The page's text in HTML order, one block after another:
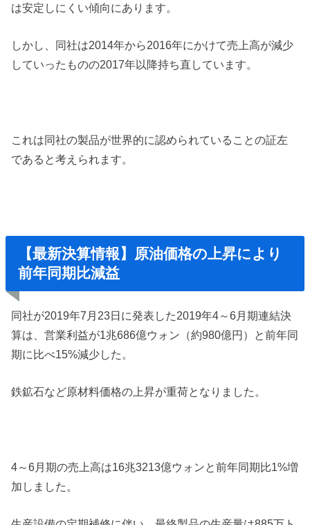
は安定しにくい傾向にあります。
しかし、同社は2014年から2016年にかけて売上高が減少
していったものの2017年以降持ち直しています。
これは同社の製品が世界的に認められていることの証左
であると考えられます。
【最新決算情報】原油価格の上昇により
前年同期比減益
同社が2019年7月23日に発表した2019年4～6月期連結決
算は、営業利益が1兆686億ウォン（約980億円）と前年同
期に比べ15%減少した。
鉄鉱石など原材料価格の上昇が重荷となりました。
4～6月期の売上高は16兆3213億ウォンと前年同期比1%増
加しました。